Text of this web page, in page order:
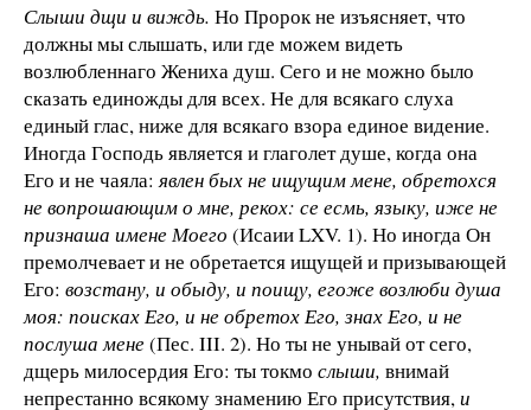
Слыши дщи и виждь. Но Пророк не изъясняет, что
должны мы слышать, или где можем видеть
возлюбленнаго Жениха душ. Сего и не можно было
сказать единожды для всех. Не для всякаго слуха
единый глас, ниже для всякаго взора единое видение.
Иногда Господь является и глаголет душе, когда она
Его и не чаяла: явлен бых не ищущим мене, обретохся
не вопрошающим о мне, рекох: се есмь, языку, иже не
признаша имене Моего (Исаии LXV. 1). Но иногда Он
премолчевает и не обретается ищущей и призывающей
Его: возстану, и обыду, и поищу, егоже возлюби душа
моя: поисках Его, и не обретох Его, знах Его, и не
послуша мене(Пес. III. 2). Но ты не унывай от сего,
дщерь милосердия Его: ты токмо слыши, внимай
непрестанно всякому знамению Его присутствия, и